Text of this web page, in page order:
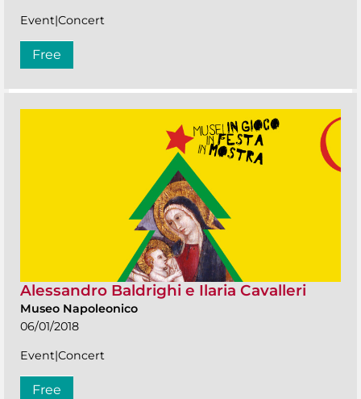
Event|Concert
Free
Alessandro Baldrighi e Ilaria Cavalleri
Museo Napoleonico
06/01/2018
Event|Concert
Free